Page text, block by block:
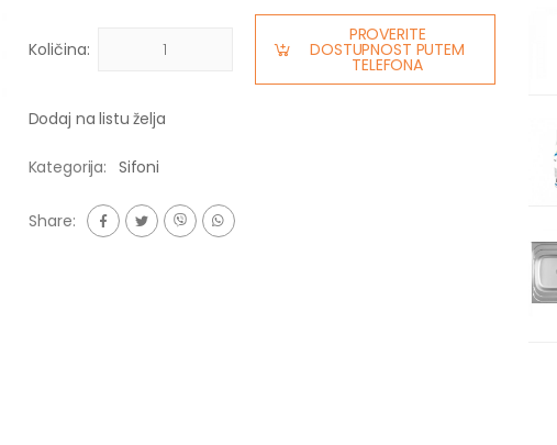
Količina:
PROVERITE
DOSTUPNOST PUTEM
TELEFONA
Dodaj na listu želja
Kategorija: Sifoni
Share: